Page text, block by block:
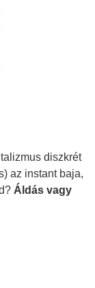
diszkrét
az instant baja,
Áldás vagy